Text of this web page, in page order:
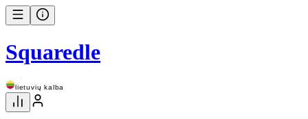
Squaredle
lietuvių kalba